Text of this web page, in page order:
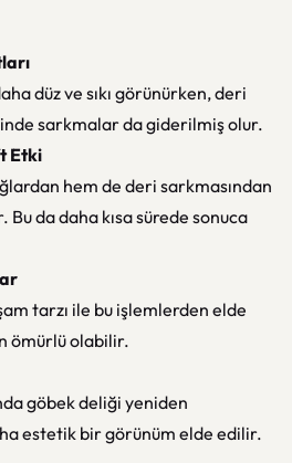
düz ve sıkı görünürken, deri
sarkmalar da giderilmiş olur.
Etki
hem de deri sarkmasından
da daha kısa sürede sonuca
tarzı ile bu işlemlerden elde
ömürlü olabilir.
göbek deliği yeniden
estetik bir görünüm elde edilir.